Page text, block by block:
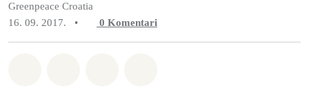
Greenpeace Croatia
16. 09. 2017.
• 0 Komentari